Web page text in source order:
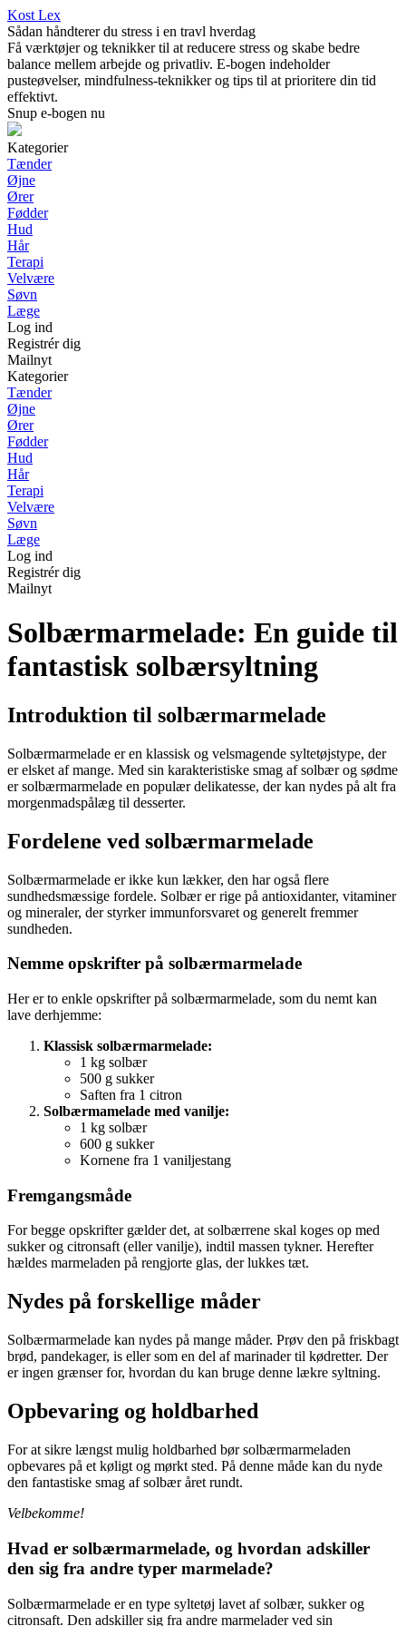
Kost Lex
Sådan håndterer du stress i en travl hverdag
Få værktøjer og teknikker til at reducere stress og skabe bedre
balance mellem arbejde og privatliv. E-bogen indeholder
pusteøvelser, mindfulness-teknikker og tips til at prioritere din tid
effektivt.
Snup e-bogen nu
Kategorier
Tænder
Øjne
Ører
Fødder
Hud
Hår
Terapi
Velvære
Søvn
Læge
Log ind
Registrér dig
Mailnyt
Kategorier
Tænder
Øjne
Ører
Fødder
Hud
Hår
Terapi
Velvære
Søvn
Læge
Log ind
Registrér dig
Mailnyt
Solbærmarmelade: En guide til
fantastisk solbærsyltning
Introduktion til solbærmarmelade
Solbærmarmelade er en klassisk og velsmagende syltetøjstype, der
er elsket af mange. Med sin karakteristiske smag af solbær og sødme
er solbærmarmelade en populær delikatesse, der kan nydes på alt fra
morgenmadspålæg til desserter.
Fordelene ved solbærmarmelade
Solbærmarmelade er ikke kun lækker, den har også flere
sundhedsmæssige fordele. Solbær er rige på antioxidanter, vitaminer
og mineraler, der styrker immunforsvaret og generelt fremmer
sundheden.
Nemme opskrifter på solbærmarmelade
Her er to enkle opskrifter på solbærmarmelade, som du nemt kan
lave derhjemme:
Klassisk solbærmarmelade:
1 kg solbær
500 g sukker
Saften fra 1 citron
Solbærmamelade med vanilje:
1 kg solbær
600 g sukker
Kornene fra 1 vaniljestang
Fremgangsmåde
For begge opskrifter gælder det, at solbærrene skal koges op med
sukker og citronsaft (eller vanilje), indtil massen tykner. Herefter
hældes marmeladen på rengjorte glas, der lukkes tæt.
Nydes på forskellige måder
Solbærmarmelade kan nydes på mange måder. Prøv den på friskbagt
brød, pandekager, is eller som en del af marinader til kødretter. Der
er ingen grænser for, hvordan du kan bruge denne lækre syltning.
Opbevaring og holdbarhed
For at sikre længst mulig holdbarhed bør solbærmarmeladen
opbevares på et køligt og mørkt sted. På denne måde kan du nyde
den fantastiske smag af solbær året rundt.
Velbekomme!
Hvad er solbærmarmelade, og hvordan adskiller
den sig fra andre typer marmelade?
Solbærmarmelade er en type syltetøj lavet af solbær, sukker og
citronsaft. Den adskiller sig fra andre marmelader ved sin